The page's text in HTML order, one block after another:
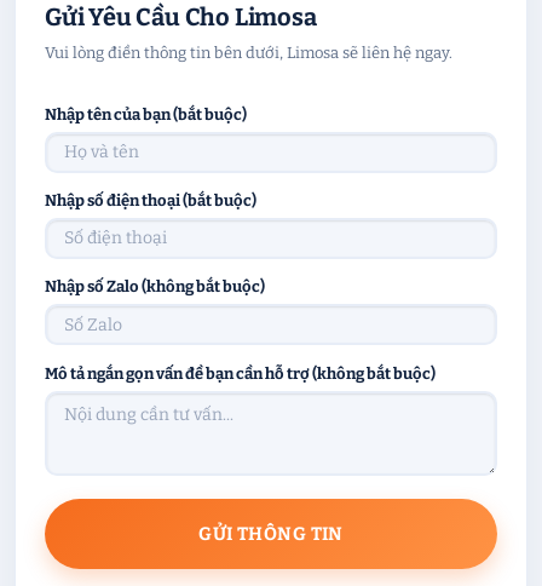
Gửi Yêu Cầu Cho Limosa
Vui lòng điền thông tin bên dưới, Limosa sẽ liên hệ ngay.
Nhập tên của bạn (bắt buộc)
Nhập số điện thoại (bắt buộc)
Nhập số Zalo (không bắt buộc)
Mô tả ngắn gọn vấn đề bạn cần hỗ trợ (không bắt buộc)